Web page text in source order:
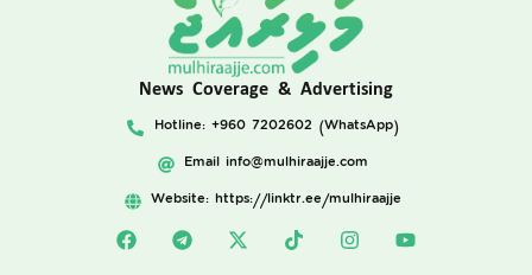
News Coverage & Advertising
Hotline: +960 7202602 (WhatsApp)
Email info@mulhiraajje.com
Website: https://linktr.ee/mulhiraajje